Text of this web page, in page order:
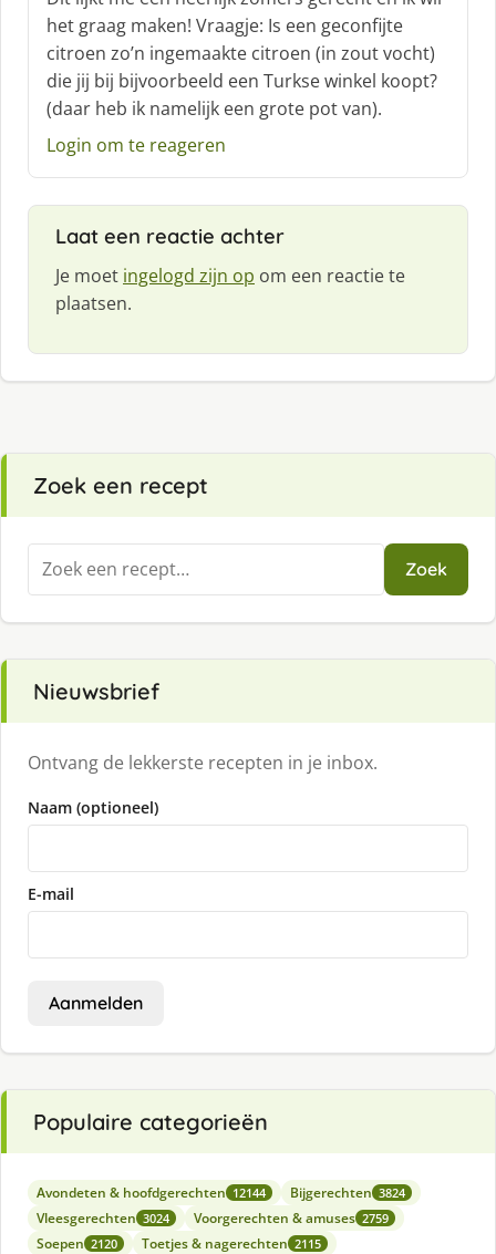
h
r
e
e
f
het graag maken! Vraagje: Is een geconfijte
citroen zo’n ingemaakte citroen (in zout vocht)
die jij bij bijvoorbeeld een Turkse winkel koopt?
(daar heb ik namelijk een grote pot van).
Login om te reageren
Laat een reactie achter
Je moet ingelogd zijn op om een reactie te
plaatsen.
Zoek een recept
Zoeken
naar:
Zoek
Nieuwsbrief
Ontvang de lekkerste recepten in je inbox.
Naam (optioneel)
E-mail
Aanmelden
Populaire categorieën
Avondeten & hoofdgerechten 12144 Bijgerechten 3824
Vleesgerechten 3024 Voorgerechten & amuses 2759
Soepen 2120 Toetjes & nagerechten 2115